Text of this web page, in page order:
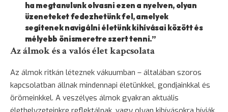
ha megtanulunk olvasni ezen a nyelven, olyan
üzeneteket fedezhetünk fel, amelyek
segítenek navigálni életünk kihívásai között és
mélyebb önismeretre szert tenni.”
Az álmok és a valós élet kapcsolata
Az álmok ritkán léteznek vákuumban – általában szoros
kapcsolatban állnak mindennapi életünkkel, gondjainkkal és
örömeinkkel. A veszélyes álmok gyakran aktuális